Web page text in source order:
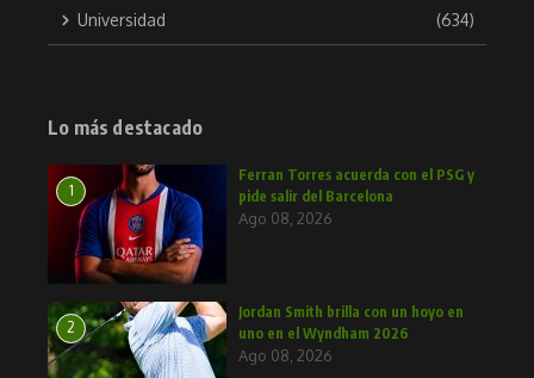
Universidad (634)
Lo más destacado
1
Ferran Torres acuerda con el PSG y
pide salir del Barcelona
Ago 08, 2026
2
Jordan Smith brilla con un hoyo en
uno en el Wyndham 2026
Ago 08, 2026